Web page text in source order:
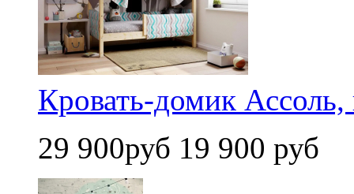
Кровать-домик Ассоль,
29 900руб 19 900 руб